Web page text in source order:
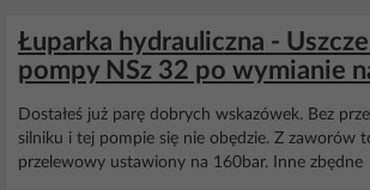
Łuparka hydrauliczna -
pompy NSz 32 po wymianie
Dostałeś już parę dobrych wskazówek. Bez
silniku i tej pompie się nie obędzie. Z zaworów
przelewowy ustawiony na 160bar. Inne zbędne